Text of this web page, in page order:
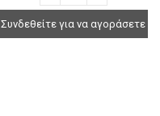
Συνδεθείτε για να αγοράσετε